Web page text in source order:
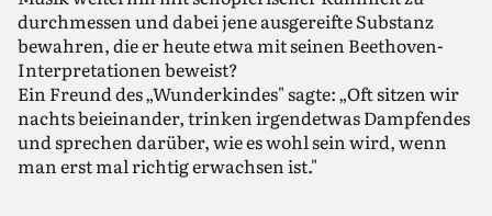
durchmessen und dabei jene ausgereifte Substanz
bewahren, die er heute etwa mit seinen Beethoven-
Interpretationen beweist?
Ein Freund des „Wunderkindes" sagte: „Oft sitzen wir
nachts beieinander, trinken irgendetwas Dampfendes
und sprechen darüber, wie es wohl sein wird, wenn
man erst mal richtig erwachsen ist."